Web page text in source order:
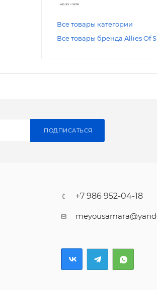
Все товары категории
Все товары бренда Allies Of
ПОДПИСАТЬСЯ
+7 986 952-04-18